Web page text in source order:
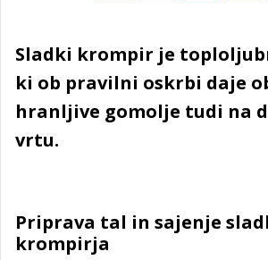
Sladki krompir je
ki ob pravilni oskrbi daje
hranljive gomolje tudi na
vrtu.
Priprava tal in sajenje
krompirja